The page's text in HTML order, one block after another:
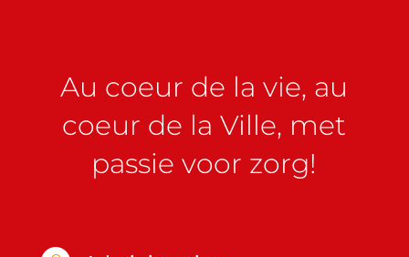
Au coeur de la vie, au
coeur de la Ville, met
passie voor zorg!